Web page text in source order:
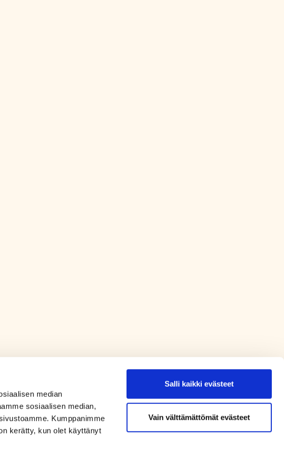
median
sosiaalisen median,
Kumppanimme
kerätty, kun olet käyttänyt
Salli kaikki evästeet
Vain välttämättömät evästeet